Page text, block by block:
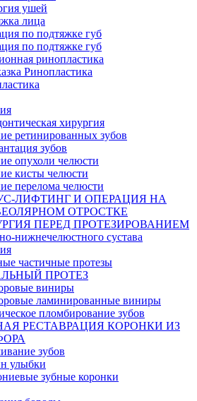
ушей
лица
по подтяжке губ
по подтяжке губ
ринопластика
Ринопластика
хирургия
ретинированных зубов
зубов
опухоли челюсти
кисты челюсти
перелома челюсти
ЛИФТИНГ И ОПЕРАЦИЯ НА
ОТРОСТКЕ
ПЕРЕД ПРОТЕЗИРОВАНИЕМ
нижнечелюстного сустава
частичные протезы
ПРОТЕЗ
виниры
ламинированные виниры
пломбирование зубов
РЕСТАВРАЦИЯ КОРОНКИ ИЗ
зубов
улыбки
зубные коронки